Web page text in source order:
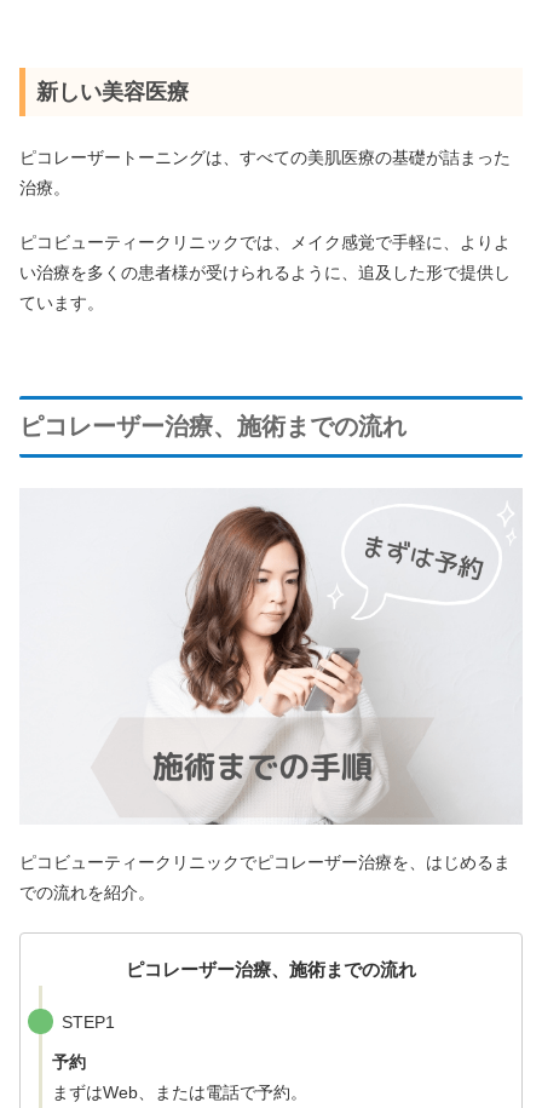
新しい美容医療
ピコレーザートーニングは、すべての美肌医療の基礎が詰まった
治療。
ピコビューティークリニックでは、メイク感覚で手軽に、よりよ
い治療を多くの患者様が受けられるように、追及した形で提供し
ています。
ピコレーザー治療、施術までの流れ
ピコビューティークリニックでピコレーザー治療を、はじめるま
での流れを紹介。
ピコレーザー治療、施術までの流れ
STEP1
予約
まずはWeb、または電話で予約。